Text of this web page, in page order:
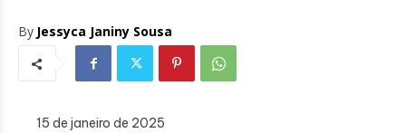
By Jessyca Janiny Sousa
15 de janeiro de 2025